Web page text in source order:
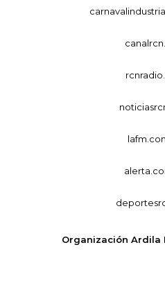
Organización Ardila